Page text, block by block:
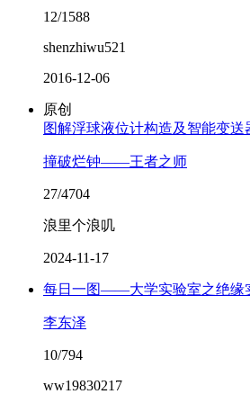
12/1588
shenzhiwu521
2016-12-06
原创
图解浮球液位计构造及智能变送
撞破烂钟——王者之师
27/4704
浪里个浪叽
2024-11-17
每日一图——大学实验室之绝缘
李东泽
10/794
ww19830217